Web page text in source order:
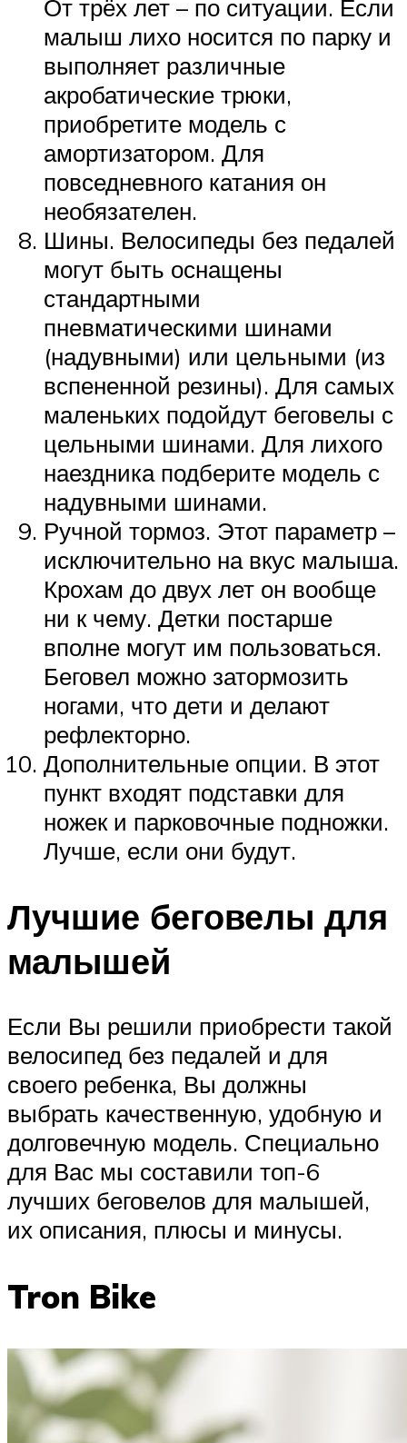
От трёх лет – по ситуации. Если
малыш лихо носится по парку и
выполняет различные
акробатические трюки,
приобретите модель с
амортизатором. Для
повседневного катания он
необязателен.
Шины. Велосипеды без педалей
могут быть оснащены
стандартными
пневматическими шинами
(надувными) или цельными (из
вспененной резины). Для самых
маленьких подойдут беговелы с
цельными шинами. Для лихого
наездника подберите модель с
надувными шинами.
Ручной тормоз. Этот параметр –
исключительно на вкус малыша.
Крохам до двух лет он вообще
ни к чему. Детки постарше
вполне могут им пользоваться.
Беговел можно затормозить
ногами, что дети и делают
рефлекторно.
Дополнительные опции. В этот
пункт входят подставки для
ножек и парковочные подножки.
Лучше, если они будут.
Лучшие беговелы для
малышей
Если Вы решили приобрести такой
велосипед без педалей и для
своего ребенка, Вы должны
выбрать качественную, удобную и
долговечную модель. Специально
для Вас мы составили топ-6
лучших беговелов для малышей,
их описания, плюсы и минусы.
Tron Bike